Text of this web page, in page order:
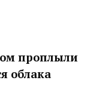
проплыли
облака